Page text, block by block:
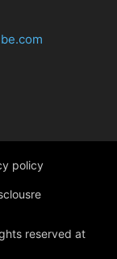
policy
reserved at